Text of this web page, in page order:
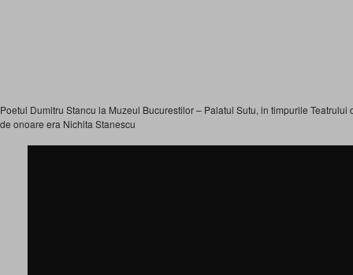
Poetul Dumitru Stancu la Muzeul Bucurestilor – Palatul Sutu, in timpurile
de onoare era Nichita Stanescu